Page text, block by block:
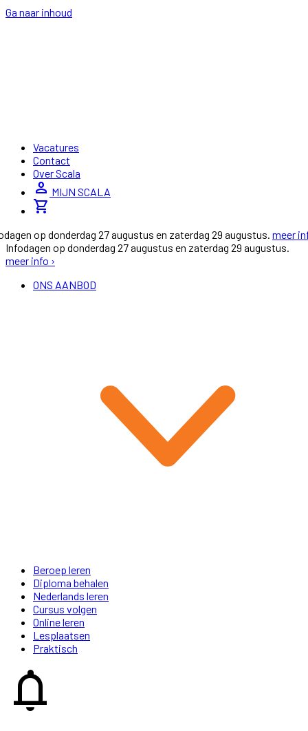
Ga naar inhoud
Vacatures
Contact
Over Scala
person MIJN SCALA
shopping_cart
op donderdag 27 augustus en zaterdag 29 augustus. meer
Infodagen op donderdag 27 augustus en zaterdag 29 augustus.
meer info ›
ONS AANBOD
Beroep leren
Diploma behalen
Nederlands leren
Cursus volgen
Online leren
Lesplaatsen
Praktisch
notifications